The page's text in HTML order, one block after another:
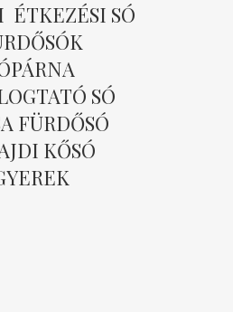
ÉTKEZÉSI SÓ
SÓ
FÜRDŐSÓ
KŐSÓ